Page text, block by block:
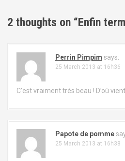
t
2 thoughts on “Enfin
Perrin Pimpim says:
25 March 2013 at 16h36
C’est vraiment très beau ! D’où
Papote de pomme
25 March 2013 at 16h38